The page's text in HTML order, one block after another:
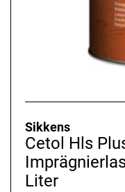
Sikkens
Cetol Hls
Liter